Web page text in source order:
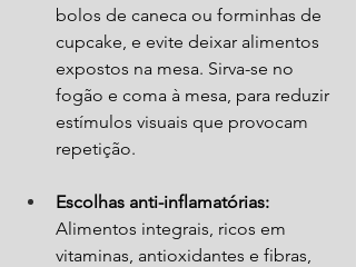
bolos de caneca ou forminhas de
cupcake, e evite deixar alimentos
expostos na mesa. Sirva-se no
fogão e coma à mesa, para reduzir
estímulos visuais que provocam
repetição.
Escolhas anti-inflamatórias:
Alimentos integrais, ricos em
vitaminas, antioxidantes e fibras,